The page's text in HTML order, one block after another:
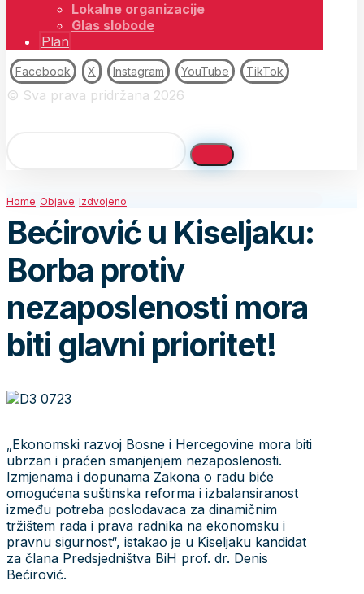
Lokalne organizacije
Glas slobode
Plan
Facebook X Instagram YouTube TikTok
© Sva prava pridržana 2026
Home Objave Izdvojeno
Bećirović u Kiseljaku:
Borba protiv
nezaposlenosti mora
biti glavni prioritet!
„Ekonomski razvoj Bosne i Hercegovine mora biti
ubrzan i praćen smanjenjem nezaposlenosti.
Izmjenama i dopunama Zakona o radu biće
omogućena suštinska reforma i izbalansiranost
između potreba poslodavaca za dinamičnim
tržištem rada i prava radnika na ekonomsku i
pravnu sigurnost“, istakao je u Kiseljaku kandidat
za člana Predsjedništva BiH prof. dr. Denis
Bećirović.